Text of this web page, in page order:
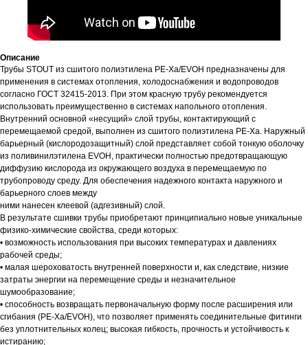
Описание
Трубы STOUT из сшитого полиэтилена PE-Xa/EVOH предназначены для
применения в системах отопления, холодоснабжения и водопроводов
согласно ГОСТ 32415-2013. При этом красную трубу рекомендуется
использовать преимущественно в системах напольного отопления.
Внутренний основной «несущий» слой трубы, контактирующий с
перемещаемой средой, выполнен из сшитого полиэтилена PE-Xa. Наружный
барьерный (кислородозащитный) слой представляет собой тонкую оболочку
из поливинилэтилена EVOH, практически полностью предотвращающую
диффузию кислорода из окружающего воздуха в перемещаемую по
трубопроводу среду. Для обеспечения надежного контакта наружного и
барьерного слоев между
ними нанесен клеевой (адгезивный) слой.
В результате сшивки трубы приобретают принципиально новые уникальные
физико-химические свойства, среди которых:
• возможность использования при высоких температурах и давлениях
рабочей среды;
• малая шероховатость внутренней поверхности и, как следствие, низкие
затраты энергии на перемещение среды и незначительное
шумообразование;
• способность возвращать первоначальную форму после расширения или
сгибания (PE-Xa/EVOH), что позволяет применять соединительные фитинги
без уплотнительных колец; высокая гибкость, прочность и устойчивость к
истиранию;